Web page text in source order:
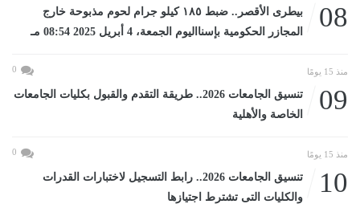
08
بيطرى الأقصر.. ضبط ١٨٥ كيلو جرام لحوم مذبوحة خارج
المجازر الحكومية بإسنااليوم الجمعة، 4 أبريل 2025 08:54 مـ
منذ 15 يومًا 0
09
تنسيق الجامعات 2026.. طريقة التقدم والقبول بكليات الجامعات
الخاصة والأهلية
منذ 15 يومًا 0
10
تنسيق الجامعات 2026.. رابط التسجيل لاختبارات القدرات
والكليات التى تشترط اجتيازها